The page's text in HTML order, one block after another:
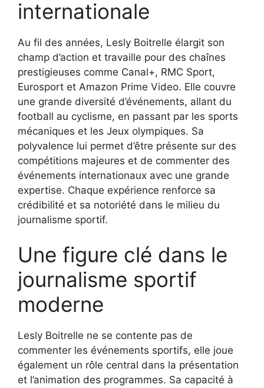
internationale
Au fil des années, Lesly Boitrelle élargit son
champ d’action et travaille pour des chaînes
prestigieuses comme Canal+, RMC Sport,
Eurosport et Amazon Prime Video. Elle couvre
une grande diversité d’événements, allant du
football au cyclisme, en passant par les sports
mécaniques et les Jeux olympiques. Sa
polyvalence lui permet d’être présente sur des
compétitions majeures et de commenter des
événements internationaux avec une grande
expertise. Chaque expérience renforce sa
crédibilité et sa notoriété dans le milieu du
journalisme sportif.
Une figure clé dans le
journalisme sportif
moderne
Lesly Boitrelle ne se contente pas de
commenter les événements sportifs, elle joue
également un rôle central dans la présentation
et l’animation des programmes. Sa capacité à